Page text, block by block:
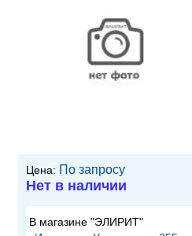
Цена: По запросу
Нет в наличии
В магазине "ЭЛИРИТ"